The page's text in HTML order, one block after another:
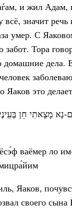
и жил Адам,
всё, значит
умер. С
Тора
дела.
человек
Яаков это
נָא מָצָאתִי חֵן
ваёмер ло
Яаков,
своего